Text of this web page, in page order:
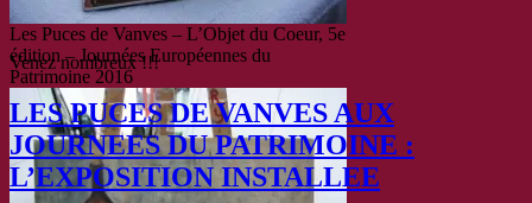
Les Puces de Vanves – L’Objet du Coeur, 5e
édition – Journées Européennes du
Patrimoine 2016
Venez nombreux !!!
LES PUCES DE VANVES AUX
JOURNEES DU PATRIMOINE :
L’EXPOSITION INSTALLEE